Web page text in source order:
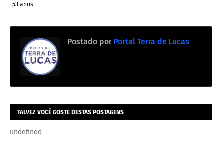
53 anos
Postado por Portal Terra de Lucas
TALVEZ VOCÊ GOSTE DESTAS POSTAGENS
undefined